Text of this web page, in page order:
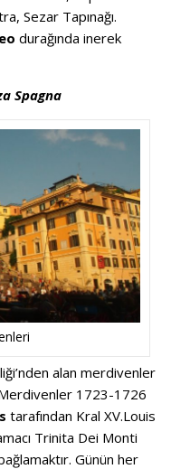
Sezar Tapınağı.
durağında inerek
Spagna
alan merdivenler
1723-1726
tarafından Kral XV.Louis
Trinita Dei Monti
Günün her